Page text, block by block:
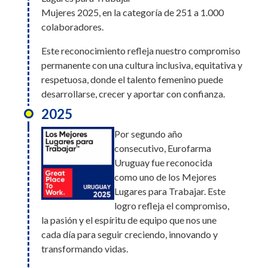
construcción de una cultura basada en la
confianza, el respeto y el bienestar. ¡Gracias a todos
por ser parte de este logro!
2026
Eurofarma Perú fue
reconocida en la edición
2026 de Great Place to
un ranking que evalúa las
prácticas organizacionales
orientadas al desarrollo, bienestar y
valorización de personas de todas las edades.
Obtuvo posiciones destacadas en diferentes
categorías:
1.er lugar en la Categoría Oro, 5.º lugar en la
Categoría Talento Senior y 13.º lugar en la
Mujeres 2025, en la categoría de 251 a 1.000
colaboradores.
Este reconocimiento refleja nuestro compromiso
permanente con una cultura inclusiva, equitativa y
respetuosa, donde el talento femenino puede
desarrollarse, crecer y aportar con confianza.
2025
Por segundo año
consecutivo, Eurofarma
Uruguay fue reconocida
como uno de los Mejores
Lugares para Trabajar. Este
logro refleja el compromiso,
la pasión y el espíritu de equipo que nos une
cada día para seguir creciendo, innovando y
transformando vidas.